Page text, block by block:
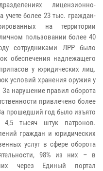
лицензионно-
учете более 23 тыс. граждан-
на территории
пользовании более 40
сотрудниками ЛРР было
обеспечения надлежащего
у юридических лиц.
условий хранения оружия у
нарушение правил оборота
привлечено более
прошедший год было изъято
тысяч штук патронов.
граждан и юридических
услуг в сфере оборота
98% из них – в
через Единый портал